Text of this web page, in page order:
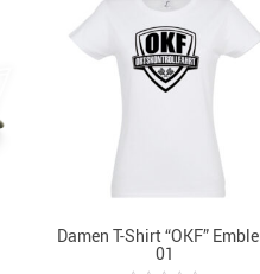
Damen T-Shirt “OKF”
01